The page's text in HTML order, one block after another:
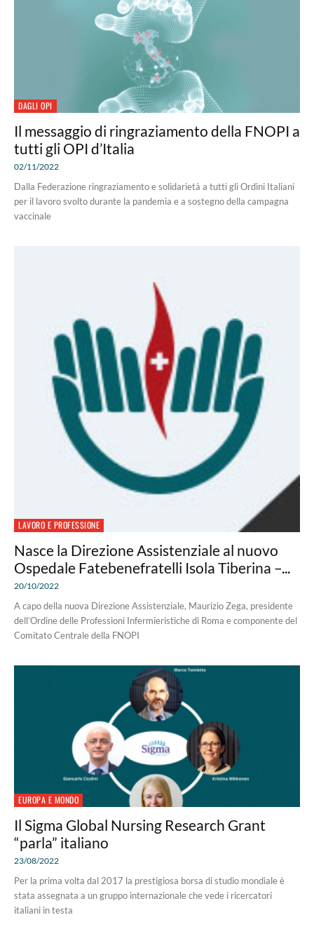
DAGLI OPI
Il messaggio di ringraziamento della FNOPI a
tutti gli OPI d’Italia
02/11/2022
Dalla Federazione ringraziamento e solidarietà a tutti gli Ordini Italiani
per il lavoro svolto durante la pandemia e a sostegno della campagna
vaccinale
LAVORO E PROFESSIONE
Nasce la Direzione Assistenziale al nuovo
Ospedale Fatebenefratelli Isola Tiberina –...
20/10/2022
A capo della nuova Direzione Assistenziale, Maurizio Zega, presidente
dell’Ordine delle Professioni Infermieristiche di Roma e componente del
Comitato Centrale della FNOPI
EUROPA E MONDO
Il Sigma Global Nursing Research Grant
“parla” italiano
23/08/2022
Per la prima volta dal 2017 la prestigiosa borsa di studio mondiale è
stata assegnata a un gruppo internazionale che vede i ricercatori
italiani in testa